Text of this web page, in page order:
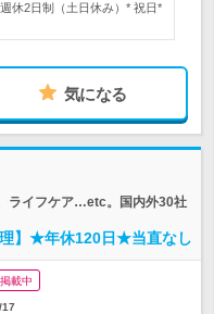
2日制（土日休み）* 祝日*
気になる
ライフケア…etc。国内外30社
】★年休120日★当直なし
載中